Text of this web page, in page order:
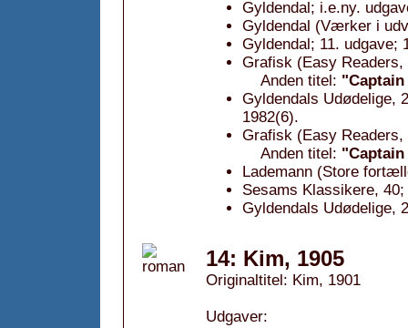
Gyldendal; i.e.ny.
Gyldendal (Værker i
Gyldendal; 11. udgave;
Grafisk (Easy
Anden titel:
Gyldendals Udødelige,
1982(6).
Grafisk (Easy Readers,
Anden titel:
Lademann (Store
Sesams Klassikere,
Gyldendals Udødelige,
14: Kim, 1905
Originaltitel: Kim, 1901
Udgaver: